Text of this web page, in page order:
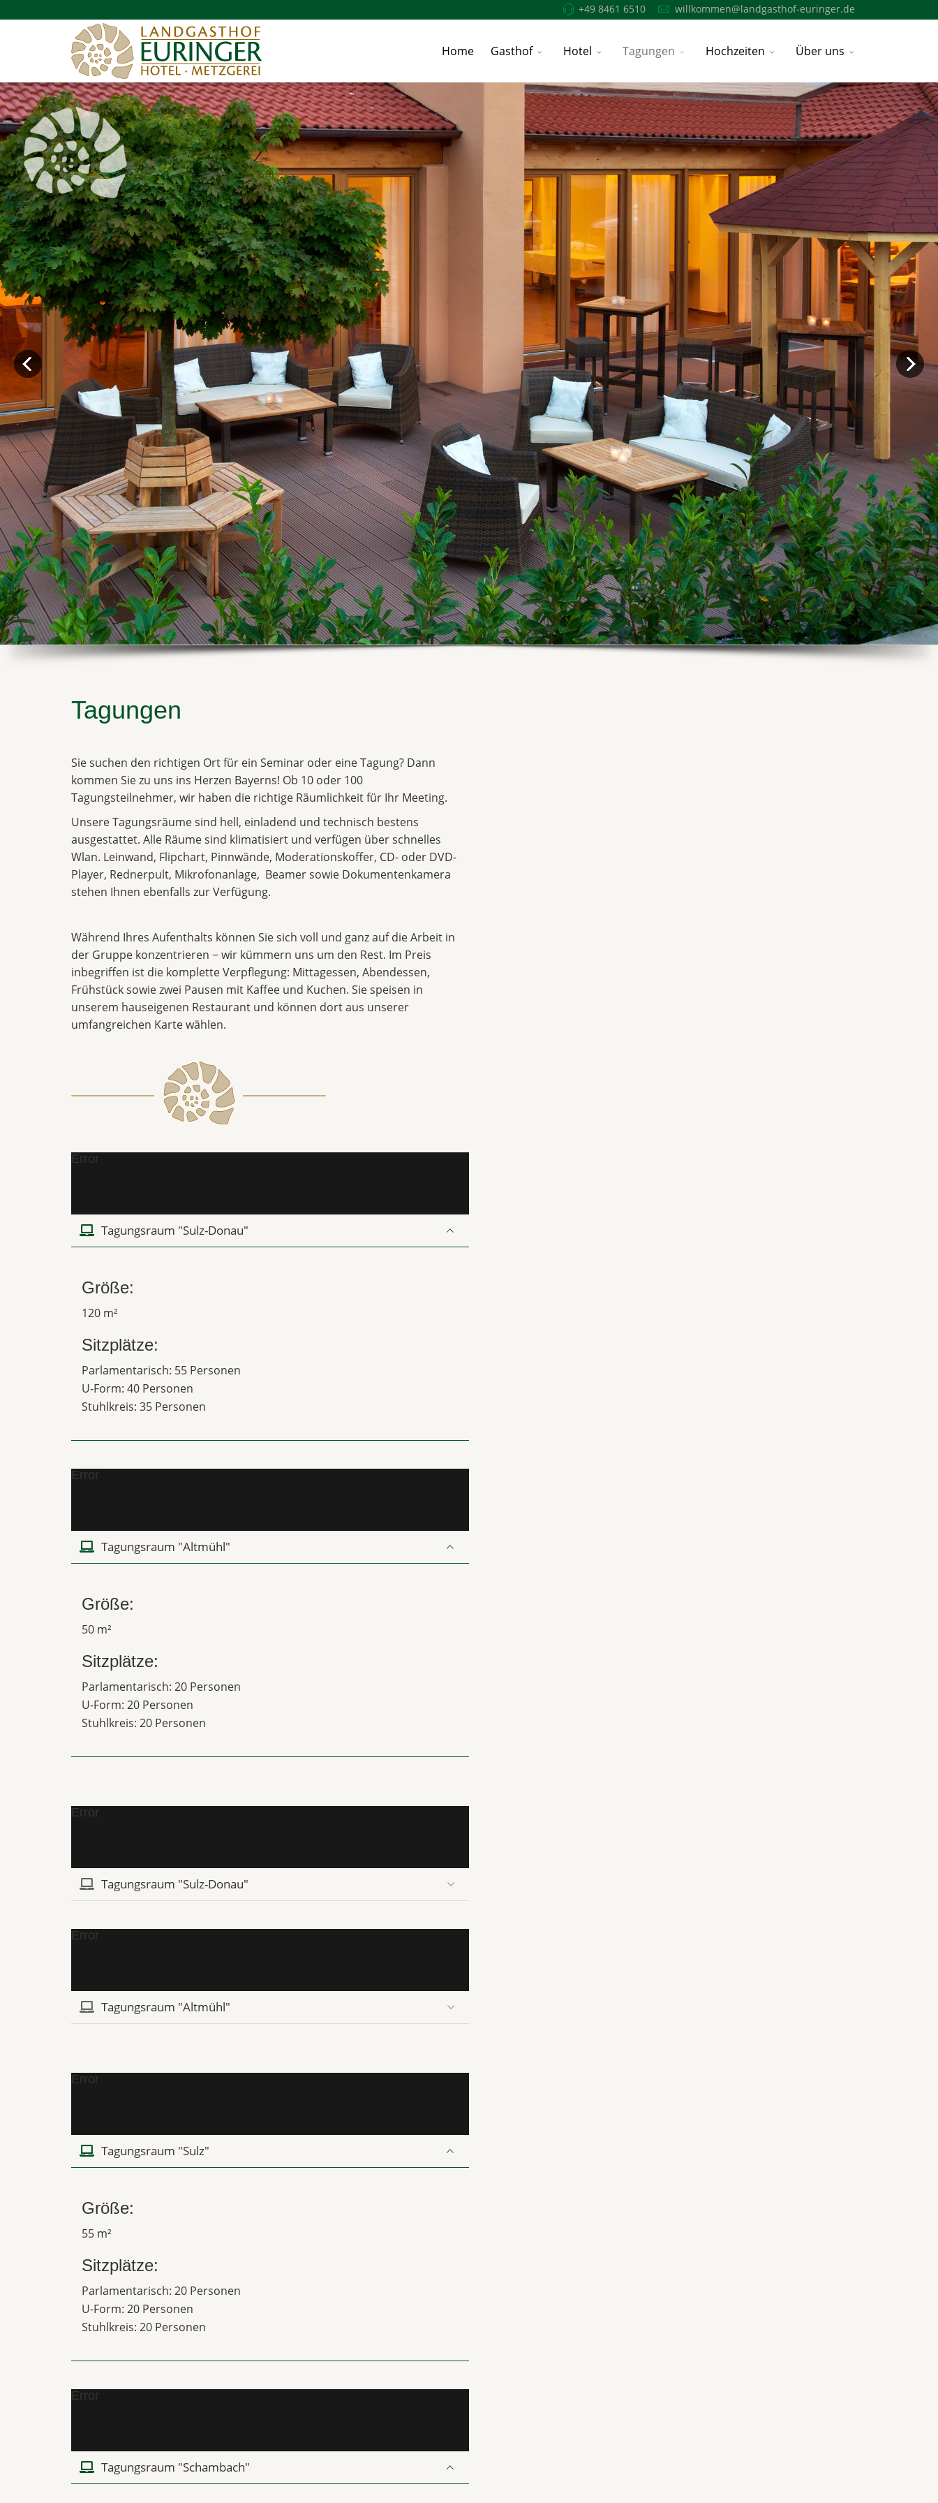
+49 8461 6510 willkommen@landgasthof-euringer.de
Home Gasthof Hotel Tagungen Hochzeiten Über uns
Tagungen
Sie suchen den richtigen Ort für ein Seminar oder eine Tagung? Dann
kommen Sie zu uns ins Herzen Bayerns! Ob 10 oder 100
Tagungsteilnehmer, wir haben die richtige Räumlichkeit für Ihr Meeting.
Unsere Tagungsräume sind hell, einladend und technisch bestens
ausgestattet. Alle Räume sind klimatisiert und verfügen über schnelles
Wlan. Leinwand, Flipchart, Pinnwände, Moderationskoffer, CD- oder DVD-
Player, Rednerpult, Mikrofonanlage, Beamer sowie Dokumentenkamera
stehen Ihnen ebenfalls zur Verfügung.
Während Ihres Aufenthalts können Sie sich voll und ganz auf die Arbeit in
der Gruppe konzentrieren − wir kümmern uns um den Rest. Im Preis
inbegriffen ist die komplette Verpflegung: Mittagessen, Abendessen,
Frühstück sowie zwei Pausen mit Kaffee und Kuchen. Sie speisen in
unserem hauseigenen Restaurant und können dort aus unserer
umfangreichen Karte wählen.
Error
Tagungsraum "Sulz-Donau"
Größe:
120 m²
Sitzplätze:
Parlamentarisch: 55 Personen
U-Form: 40 Personen
Stuhlkreis: 35 Personen
Error
Tagungsraum "Altmühl"
Größe:
50 m²
Sitzplätze:
Parlamentarisch: 20 Personen
U-Form: 20 Personen
Stuhlkreis: 20 Personen
Error
Tagungsraum "Sulz-Donau"
Error
Tagungsraum "Altmühl"
Error
Tagungsraum "Sulz"
Größe:
55 m²
Sitzplätze:
Parlamentarisch: 20 Personen
U-Form: 20 Personen
Stuhlkreis: 20 Personen
Error
Tagungsraum "Schambach"